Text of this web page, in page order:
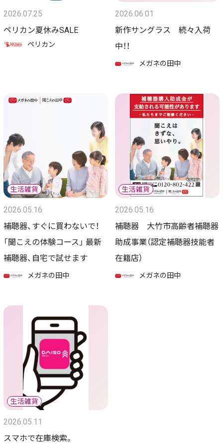
2026.07.25
ペリカン夏休みSALE
ペリカン
2026.06.01
新作サングラス 続々入荷
中！！
メガネの田中
2026.05.16
補聴器、すぐに買わないで！
「聞こえの体験コース」 最新
補聴器、自宅で試せます
メガネの田中
2026.05.16
補聴器 大竹市高齢者補聴器
助成事業（認定補聴器技能者
在籍店）
メガネの田中
2026.05.11
スマホで在庫検索。